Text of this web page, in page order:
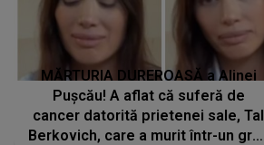
MĂRTURIA DUREROASĂ a Alinei
Pușcău! A aflat că suferă de
cancer datorită prietenei sale, Tal
Berkovich, care a murit într-un grav